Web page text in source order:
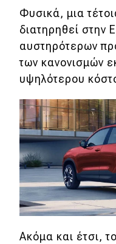
Τεχνολογία
Mobility
Σταθμοί φόρτισης
Classic
Νέα
Παρουσιάσεις
DRIVE Away
MOTO
Φυσικά, μια
διατηρηθεί στην
αυστηρότερων
των κανονισμών
υψηλότερου
Ακόμα και έτσι,